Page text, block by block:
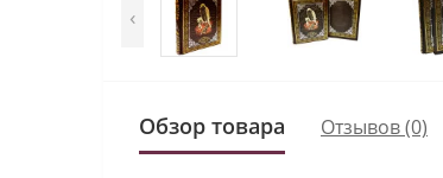
‹
Обзор товара Отзывов (0)